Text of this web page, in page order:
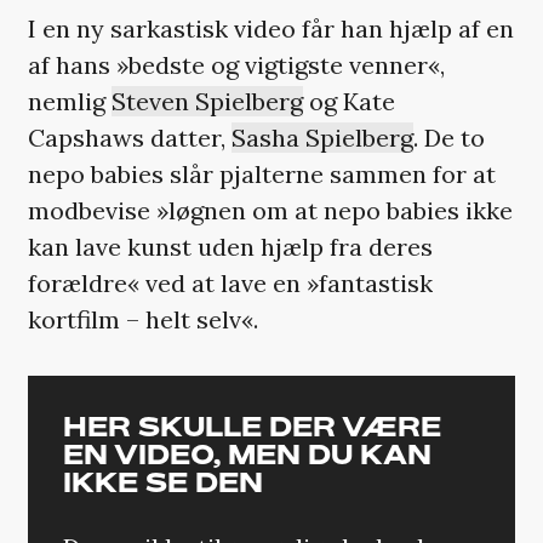
I en ny sarkastisk video får han hjælp af en
af hans »bedste og vigtigste venner«,
nemlig Steven Spielbergog Kate
Capshaws datter, Sasha Spielberg. De to
nepo babies slår pjalterne sammen for at
modbevise »løgnen om at nepo babies ikke
kan lave kunst uden hjælp fra deres
forældre« ved at lave en »fantastisk
kortfilm – helt selv«.
HER SKULLE DER VÆRE
EN VIDEO, MEN DU KAN
IKKE SE DEN